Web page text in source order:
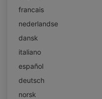
francais
nederlandse
dansk
italiano
español
deutsch
norsk